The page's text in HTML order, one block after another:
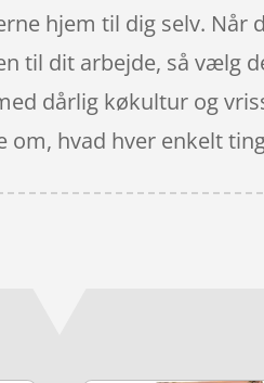
hjem til dig selv. Når
til dit arbejde, så vælg
dårlig køkultur og
om, hvad hver enkelt